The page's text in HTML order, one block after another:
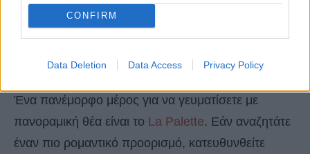
CONFIRM
Data Deletion Data Access Privacy Policy
Ένα πανέμορφο μέρος για να γευματίσετε με
πανοραμική θέα είναι το La Palette. Εάν αναζητάτε
έναν πιο ρομαντικό προορισμό, κατευθυνθείτε